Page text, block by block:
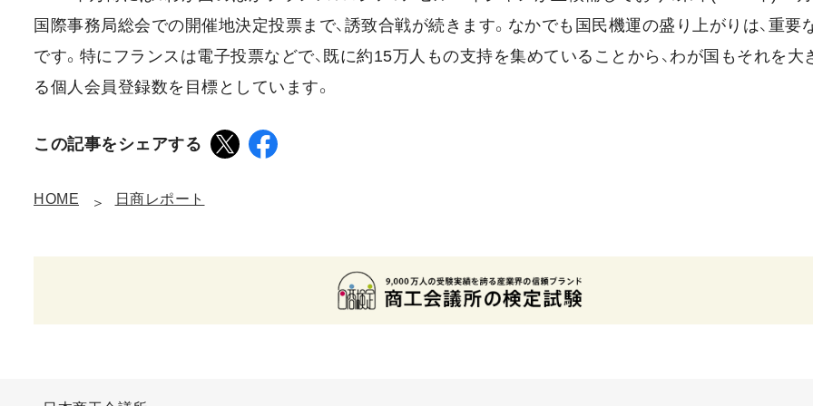
国際事務局総会での開催地決定投票まで、誘致合戦が続きます。なかでも国民機運の盛り上がりは、重要
です。特にフランスは電子投票などで、既に約15万人もの支持を集めていることから、わが国もそれを大
る個人会員登録数を目標としています。
この記事をシェアする
HOME 日商レポート